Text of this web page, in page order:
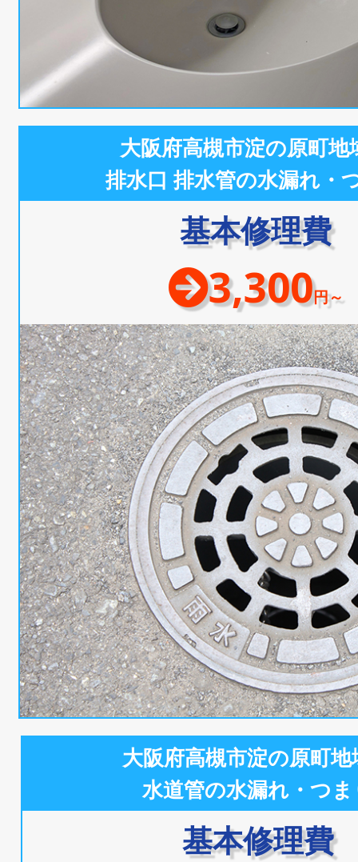
大阪府高槻市淀の原町地
排水口 排水管の水漏れ・
基本修理費
3,300円～
大阪府高槻市淀の原町地
水道管の水漏れ・つ
基本修理費